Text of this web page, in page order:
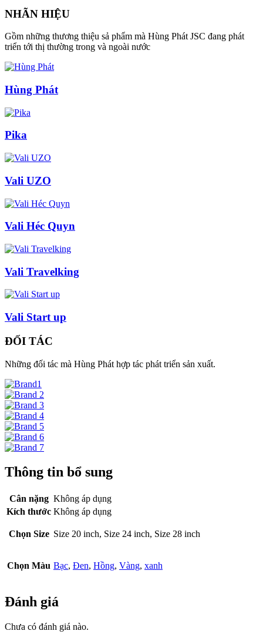
NHÃN HIỆU
Gồm những thương thiệu sả phẩm mà Hùng Phát JSC đang phát
triển tới thị thường trong và ngoài nước
Hùng Phát
Pika
Vali UZO
Vali Héc Quyn
Vali Travelking
Vali Start up
ĐỐI TÁC
Những đối tác mà Hùng Phát hợp tác phát triển sản xuất.
Thông tin bổ sung
Cân nặng Không áp dụng
Kích thước Không áp dụng
Chọn Size Size 20 inch, Size 24 inch, Size 28 inch
Chọn Màu Bạc, Đen, Hồng, Vàng, xanh
Đánh giá
Chưa có đánh giá nào.